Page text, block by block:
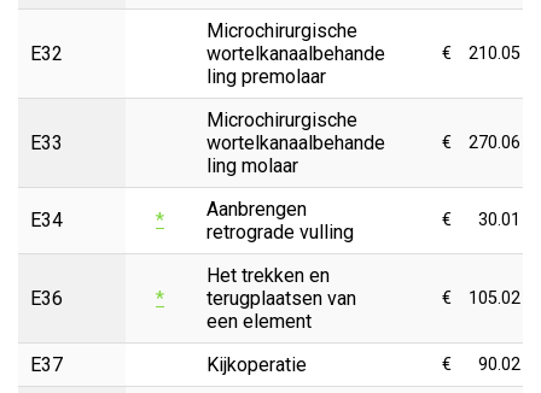
E32
Microchirurgische
wortelkanaalbehande
ling premolaar
€ 210.05
E33
Microchirurgische
wortelkanaalbehande
ling molaar
€ 270.06
E34 *
Aanbrengen
retrograde vulling
€ 30.01
E36 *
Het trekken en
terugplaatsen van
een element
€ 105.02
E37 Kijkoperatie € 90.02